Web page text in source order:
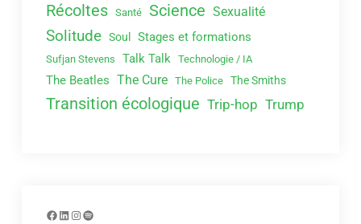
Récoltes Santé Science Sexualité
Solitude Soul Stages et formations
Sufjan Stevens Talk Talk Technologie / IA
The Beatles The Cure The Police The Smiths
Transition écologique Trip-hop Trump
Facebook
LinkedIn
Instagram
Spotify